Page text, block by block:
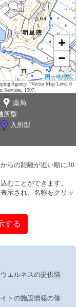
+
−
国土地理院
Agency. "Vector Map Level 0
Services, 1997.
薬局
所型
入所型
らの距離が近い順に30
むことができます。
示され、名称をクリッ
する
ェルネスの提供情
トの施設情報の修